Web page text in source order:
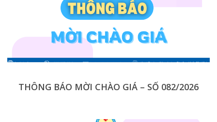
THÔNG BÁO MỜI CHÀO GIÁ – SỐ 082/2026